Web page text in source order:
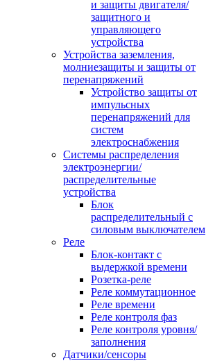
и защиты двигателя/
защитного и
управляющего
устройства
Устройства заземления,
молниезащиты и защиты от
перенапряжений
Устройство защиты от
импульсных
перенапряжений для
систем
электроснабжения
Системы распределения
электроэнергии/
распределительные
устройства
Блок
распределительный с
силовым выключателем
Реле
Блок-контакт с
выдержкой времени
Розетка-реле
Реле коммутационное
Реле времени
Реле контроля фаз
Реле контроля уровня/
заполнения
Датчики/сенсоры